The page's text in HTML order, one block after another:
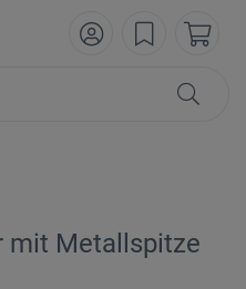
mit Metallspitze